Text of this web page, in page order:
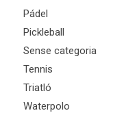
Pádel
Pickleball
Sense categoria
Tennis
Triatló
Waterpolo